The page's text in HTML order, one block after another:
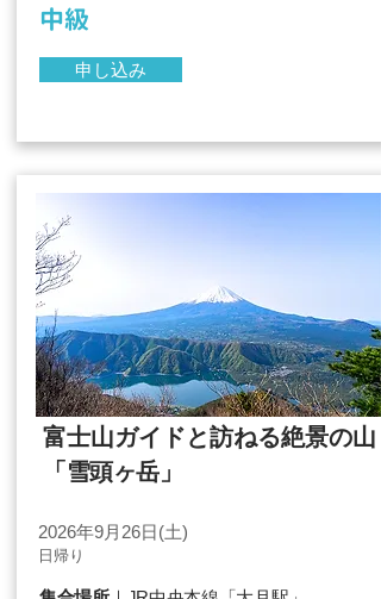
中級
申し込み
富士山ガイドと訪ねる絶景の山
「雪頭ヶ岳」
2026年9月26日(土)
​日帰り